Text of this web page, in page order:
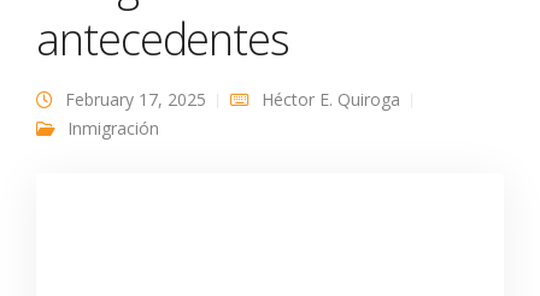
antecedentes
February 17, 2025
Héctor E. Quiroga
Inmigración